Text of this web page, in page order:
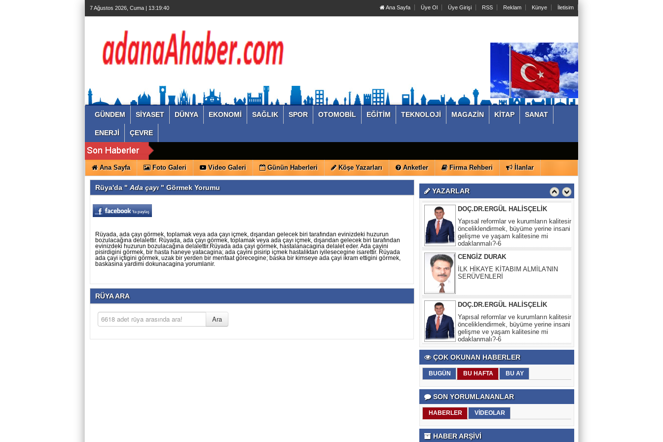
7 Ağustos 2026, Cuma | 13:19:40 Ana Sayfa Üye Ol Üye Girişi RSS Reklam Künye İletisim
GÜNDEM SİYASET DÜNYA EKONOMİ SAĞLIK SPOR OTOMOBİL EĞİTİM TEKNOLOJİ MAGAZİN KİTAP SANAT
ENERJİ ÇEVRE
Ana Sayfa Foto Galeri Video Galeri Günün Haberleri Köşe Yazarları Anketler Firma Rehberi İlanlar
Rüya'da "Ada çayı" Görmek Yorumu
Rüyada, ada çayı görmek, toplamak veya ada çayı içmek, dışarıdan gelecek biri tarafından evinizdeki huzurun
bozulacağına delalettir. Rüyada, ada çayı görmek, toplamak veya ada çayı içmek, dışarıdan gelecek biri tarafından
evinizdeki huzurun bozulacağına delalettir.Rüyada ada çayi görmek, hastalanacagina delalet eder. Ada çayini
pisirdigini görmek, bir hasta haneye yatacagina; ada çayini pisirip içmek hastaliktan iyilesecegine isarettir. Rüyada
ada çayi içtigini görmek, uzak bir yerden bir menfaat görecegine; baska bir kimseye ada çayi ikram ettigini görmek,
baskasina yardimi dokunacagina yorumlanir.
RÜYA ARA
YAZARLAR
İLK HİKAYE KİTABIM ALMİLA'NIN
Yapısal reformlar ve kurumların kalitesini
önceliklendirmek, büyüme yerine insani
gelişme ve yaşam kalitesine mi
odaklanmalı?-6
CENGİZ DURAK
İLK HİKAYE KİTABIM ALMİLA'NIN
SERÜVENLERİ
DOÇ.DR.ERGÜL HALİSÇELİK
önceliklendirmek, büyüme yerine insani
gelişme ve yaşam kalitesine mi
odaklanmalı?-6
CENGİZ DURAK
İLK HİKAYE KİTABIM ALMİLA'NIN
SERÜVENLERİ
ÇOK OKUNAN HABERLER
BUGÜN BU HAFTA BU AY
SON YORUMLANANLAR
HABERLER VİDEOLAR
HABER ARŞİVİ